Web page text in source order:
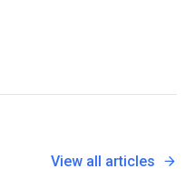
View all articles